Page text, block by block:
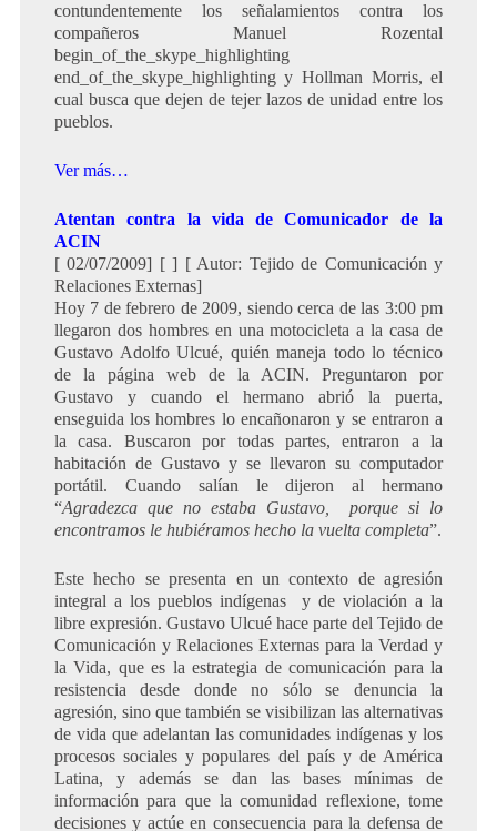
contundentemente los señalamientos contra los
compañeros Manuel Rozental
begin_of_the_skype_highlighting
end_of_the_skype_highlighting y Hollman Morris, el
cual busca que dejen de tejer lazos de unidad entre los
pueblos.
Ver más…
Atentan contra la vida de Comunicador de la
ACIN
[ 02/07/2009] [ ] [ Autor: Tejido de Comunicación y
Relaciones Externas]
Hoy 7 de febrero de 2009, siendo cerca de las 3:00 pm
llegaron dos hombres en una motocicleta a la casa de
Gustavo Adolfo Ulcué, quién maneja todo lo técnico
de la página web de la ACIN. Preguntaron por
Gustavo y cuando el hermano abrió la puerta,
enseguida los hombres lo encañonaron y se entraron a
la casa. Buscaron por todas partes, entraron a la
habitación de Gustavo y se llevaron su computador
portátil. Cuando salían le dijeron al hermano
“Agradezca que no estaba Gustavo, porque si lo
encontramos le hubiéramos hecho la vuelta completa”.
Este hecho se presenta en un contexto de agresión
integral a los pueblos indígenas y de violación a la
libre expresión. Gustavo Ulcué hace parte del Tejido de
Comunicación y Relaciones Externas para la Verdad y
la Vida, que es la estrategia de comunicación para la
resistencia desde donde no sólo se denuncia la
agresión, sino que también se visibilizan las alternativas
de vida que adelantan las comunidades indígenas y los
procesos sociales y populares del país y de América
Latina, y además se dan las bases mínimas de
información para que la comunidad reflexione, tome
decisiones y actúe en consecuencia para la defensa de